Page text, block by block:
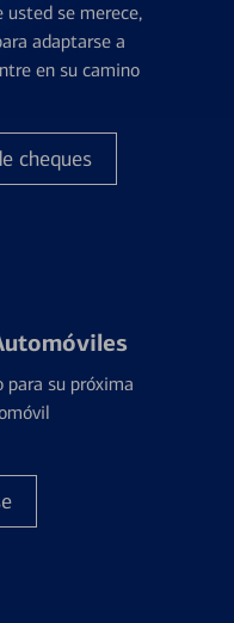
se merece,
adaptarse a
en su camino
cheques
para su próxima